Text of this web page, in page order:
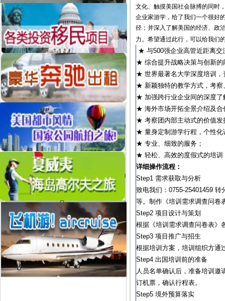
文化、触摸美国社会脉搏的同时
企业家游学，给了我们一个很好
径；并深入了解美国的经济、政
力。希望通过此行，可以给我们
★ 与500强企业高管近距离交
★ 综合提升战略决策与创新的
★ 世界最著名大学深度培训，
★ 新颖独特的教学方式，考察
★ 加强跨行业企业间的深度了
★ 海外市场开拓全景介绍及合
★ 考察团内部主动式的价值发
★ 量身定制游学行程，个性化
★ 专业、细致的服务；
★ 轻松、高效的度假式的培训
详细操作流程：
Step1 需求获取与分析
致电我们：0755-25401459
等。制作《培训需求调查问卷
Step2 项目设计与策划
根据《培训需求调查问卷表》
Step3 项目推广与招生
根据培训方案，培训组织方通
Step4 出国培训前的准备
人员名单确认后，准备培训
订机票，确认行程表。
Step5 境外预算落实